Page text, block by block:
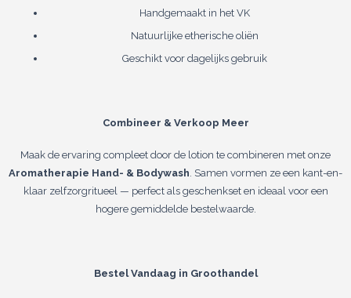
Handgemaakt in het VK
Natuurlijke etherische oliën
Geschikt voor dagelijks gebruik
Combineer & Verkoop Meer
Maak de ervaring compleet door de lotion te combineren met onze
Aromatherapie Hand- & Bodywash . Samen vormen ze een kant-en-
klaar zelfzorgritueel — perfect als geschenkset en ideaal voor een
hogere gemiddelde bestelwaarde.
Bestel Vandaag in Groothandel